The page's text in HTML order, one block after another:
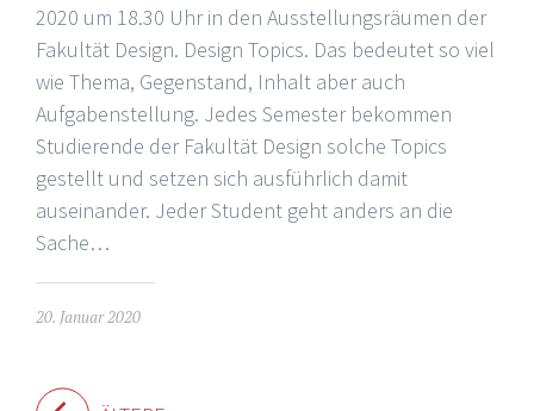
2020 um 18.30 Uhr in den Ausstellungsräumen der
Fakultät Design. Design Topics. Das bedeutet so viel
wie Thema, Gegenstand, Inhalt aber auch
Aufgabenstellung. Jedes Semester bekommen
Studierende der Fakultät Design solche Topics
gestellt und setzen sich ausführlich damit
auseinander. Jeder Student geht anders an die
Sache…
20. Januar 2020
Beiträge-